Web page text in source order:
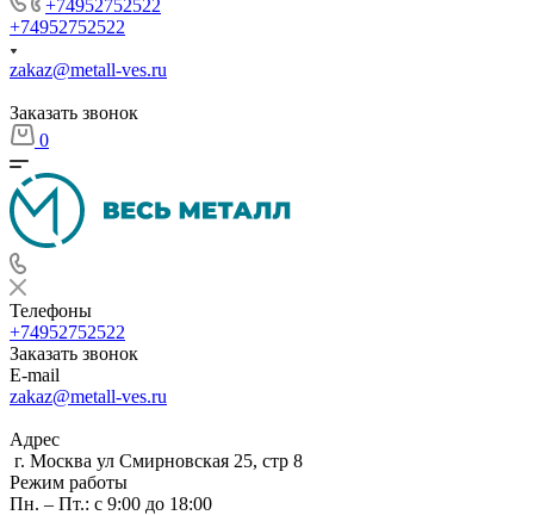
+74952752522
+74952752522
zakaz@metall-ves.ru
Заказать звонок
0
Телефоны
+74952752522
Заказать звонок
E-mail
zakaz@metall-ves.ru
Адрес
г. Москва ул Смирновская 25, стр 8
Режим работы
Пн. – Пт.: с 9:00 до 18:00